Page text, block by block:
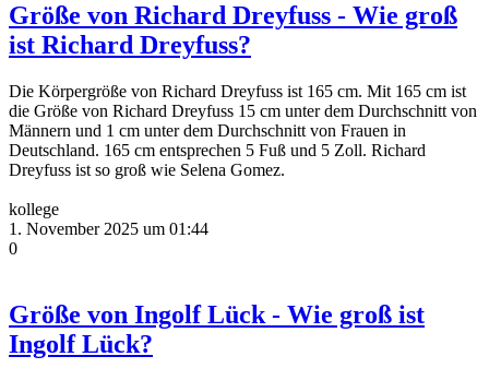
Größe von Richard Dreyfuss - Wie groß
ist Richard Dreyfuss?
Die Körpergröße von Richard Dreyfuss ist 165 cm. Mit 165 cm ist
die Größe von Richard Dreyfuss 15 cm unter dem Durchschnitt von
Männern und 1 cm unter dem Durchschnitt von Frauen in
Deutschland. 165 cm entsprechen 5 Fuß und 5 Zoll. Richard
Dreyfuss ist so groß wie Selena Gomez.
kollege
1. November 2025 um 01:44
0
Größe von Ingolf Lück - Wie groß ist
Ingolf Lück?